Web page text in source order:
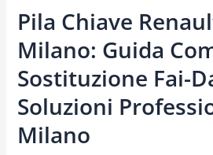
Pila Chiave
Milano: Guida
Sostituzione Fai-
Soluzioni
Milano